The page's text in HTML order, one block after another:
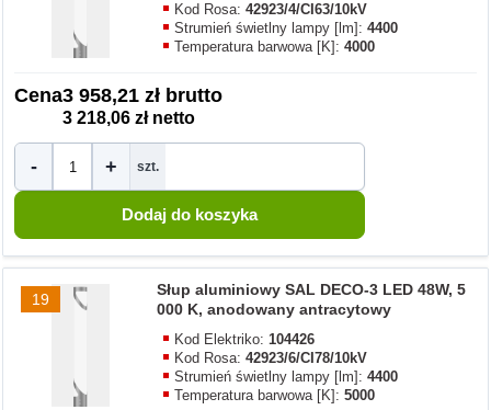
Kod Rosa:42923/4/CI63/10kV
Strumień świetlny lampy [lm]:4400
Temperatura barwowa [K]:4000
Cena3 958,21 zł brutto
3 218,06 zł netto
- + szt.
19
Słup aluminiowy SAL DECO-3 LED 48W, 5
000 K, anodowany antracytowy
Kod Elektriko:104426
Kod Rosa:42923/6/CI78/10kV
Strumień świetlny lampy [lm]:4400
Temperatura barwowa [K]:5000